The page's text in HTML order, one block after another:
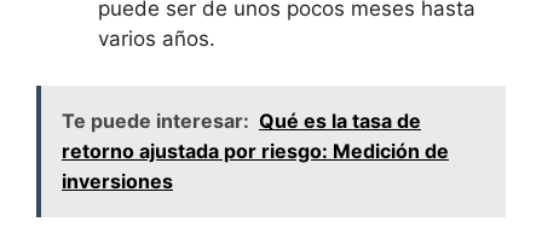
puede ser de unos pocos meses hasta
varios años.
Te puede interesar: Qué es la tasa de
retorno ajustada por riesgo: Medición de
inversiones